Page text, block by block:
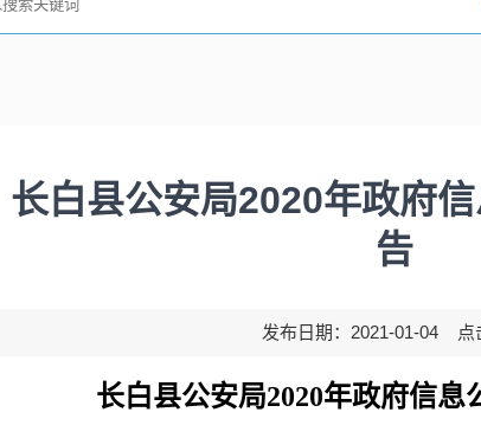
长白县公安局2020年政府
告
发布日期：2021-01-04 点
长白县公安局2020年政府信息